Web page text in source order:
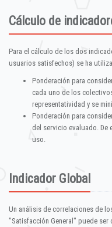
Cálculo de
Para el cálculo de los dos
usuarios satisfechos) se ha
Ponderación para
cada uno de los
representatividad y se
Ponderación para
del servicio evaluado. De
uso.
Indicador Global
Un análisis de correlaciones de
"Satisfacción General" puede